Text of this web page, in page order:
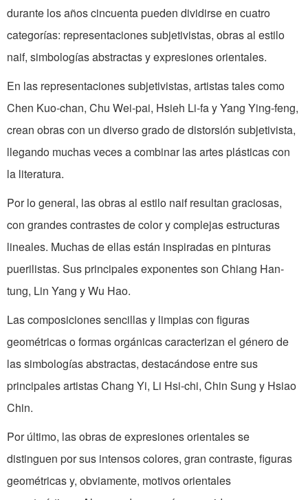
durante los años cincuenta pueden dividirse en cuatro
categorías: representaciones subjetivistas, obras al estilo
naif, simbologías abstractas y expresiones orientales.
En las representaciones subjetivistas, artistas tales como
Chen Kuo-chan, Chu Wei-pai, Hsieh Li-fa y Yang Ying-feng,
crean obras con un diverso grado de distorsión subjetivista,
llegando muchas veces a combinar las artes plásticas con
la literatura.
Por lo general, las obras al estilo naif resultan graciosas,
con grandes contrastes de color y complejas estructuras
lineales. Muchas de ellas están inspiradas en pinturas
puerilistas. Sus principales exponentes son Chiang Han-
tung, Lin Yang y Wu Hao.
Las composiciones sencillas y limpias con figuras
geométricas o formas orgánicas caracterizan el género de
las simbologías abstractas, destacándose entre sus
principales artistas Chang Yi, Li Hsi-chi, Chin Sung y Hsiao
Chin.
Por último, las obras de expresiones orientales se
distinguen por sus intensos colores, gran contraste, figuras
geométricas y, obviamente, motivos orientales